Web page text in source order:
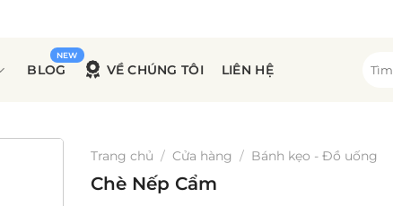
BLOG VỀ CHÚNG TÔI LIÊN HỆ
kiếm:
Trang chủ / Cửa hàng / Bánh kẹo - Đồ uống
Chè Nếp Cẩm